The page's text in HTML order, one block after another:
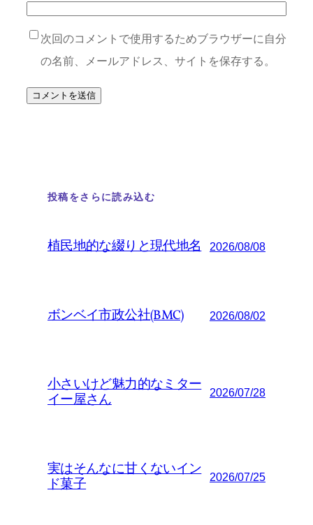
次回のコメントで使用するためブラウザーに自分
の名前、メールアドレス、サイトを保存する。
投稿をさらに読み込む
植民地的な綴りと現代地名 2026/08/08
ボンベイ市政公社(BMC) 2026/08/02
小さいけど魅力的なミター
イー屋さん
2026/07/28
実はそんなに甘くないイン
ド菓子
2026/07/25